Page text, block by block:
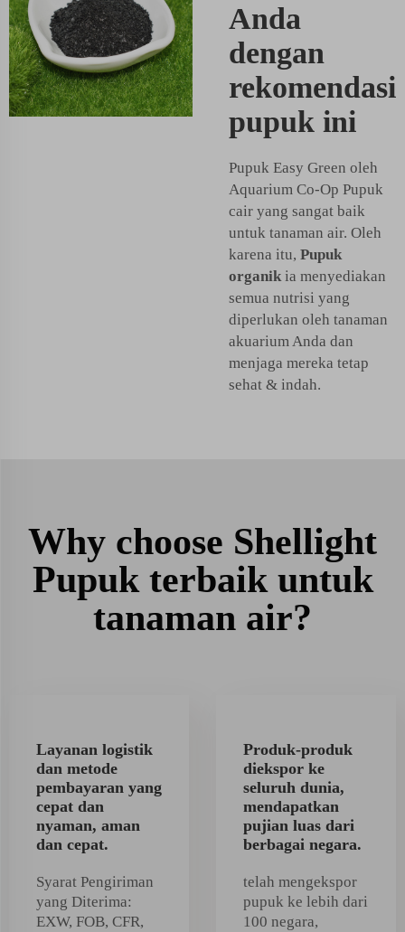
Anda
dengan
rekomendasi
pupuk ini
Pupuk Easy Green oleh
Aquarium Co-Op Pupuk
cair yang sangat baik
untuk tanaman air. Oleh
karena itu, Pupuk
organikia menyediakan
semua nutrisi yang
diperlukan oleh tanaman
akuarium Anda dan
menjaga mereka tetap
sehat & indah.
Why choose Shellight
Pupuk terbaik untuk
tanaman air?
Layanan logistik
dan metode
pembayaran yang
cepat dan
nyaman, aman
dan cepat.
Syarat Pengiriman
yang Diterima:
EXW, FOB, CFR,
Produk-produk
diekspor ke
seluruh dunia,
mendapatkan
pujian luas dari
berbagai negara.
telah mengekspor
pupuk ke lebih dari
100 negara,